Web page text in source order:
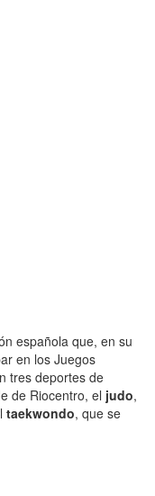
española que, en su
en los Juegos
tres deportes de
de Riocentro, el judo,
taekwondo, que se